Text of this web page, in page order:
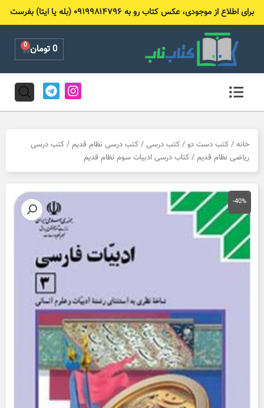
برای اطلاع از موجودی، عکس کتاب رو به ۰۹۱۹۹۸۱۴۷۹۶ (بله یا ایتا) بفرست
0تومان 0
Cart
I
n
s
g
a
T
e
l
r
m
خانه / کتب دست دو / کتب درسی / کتب درسی نظام قدیم / کتب درسی
ریاضی نظام قدیم / کتاب درسی ادبیات سوم نظام قدیم
-40%